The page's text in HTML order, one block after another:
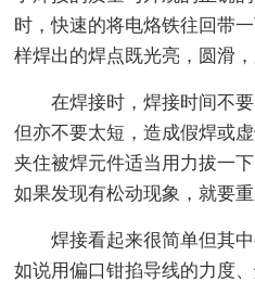
时，快速的将电烙铁往回带
样焊出的焊点既光亮，圆滑，
在焊接时，焊接时间不要
但亦不要太短，造成假焊或
夹住被焊元件适当用力拔一
如果发现有松动现象，就要重
焊接看起来很简单但其中
如说用偏口钳掐导线的力度